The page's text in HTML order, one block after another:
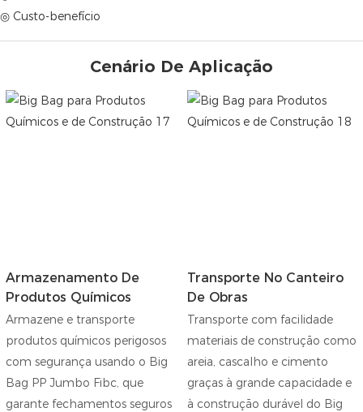
◎ Custo-benefício
Cenário De Aplicação
Armazenamento De
Produtos Químicos
Armazene e transporte
produtos químicos perigosos
com segurança usando o Big
Bag PP Jumbo Fibc, que
garante fechamentos seguros
Transporte No Canteiro
De Obras
Transporte com facilidade
materiais de construção como
areia, cascalho e cimento
graças à grande capacidade e
à construção durável do Big